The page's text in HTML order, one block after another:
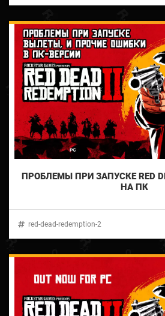
ПРОБЛЕМЫ ПРИ ЗАПУСКЕ RED
НА ПК
red-dead-redemption-2